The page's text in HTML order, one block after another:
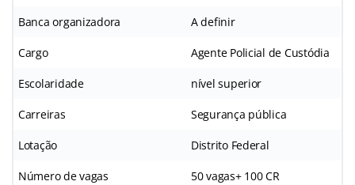
Banca organizadora A definir
Cargo Agente Policial de Custódia
Escolaridade nível superior
Carreiras Segurança pública
Lotação Distrito Federal
Número de vagas 50 vagas+ 100 CR